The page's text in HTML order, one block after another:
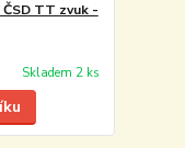
TT zvuk -
Skladem 2 ks